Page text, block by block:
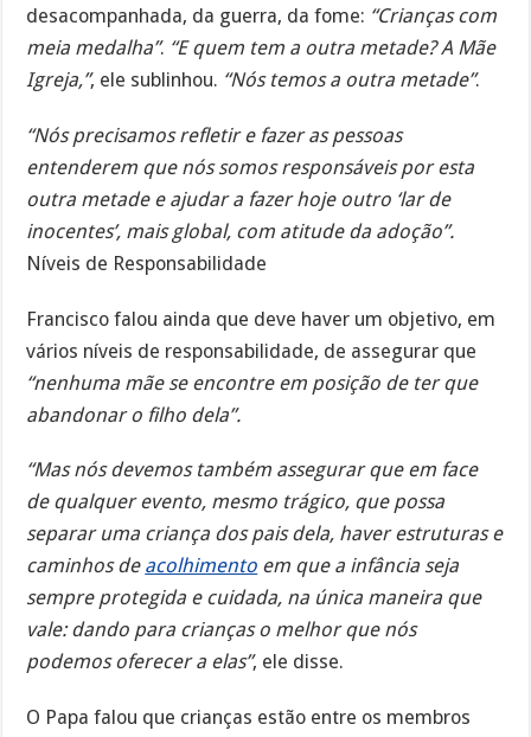
desacompanhada, da guerra, da fome: “Crianças com
meia medalha”. “E quem tem a outra metade? A Mãe
Igreja,”, ele sublinhou. “Nós temos a outra metade”.
“Nós precisamos refletir e fazer as pessoas
entenderem que nós somos responsáveis por esta
outra metade e ajudar a fazer hoje outro ‘lar de
inocentes’, mais global, com atitude da adoção”.
Níveis de Responsabilidade
Francisco falou ainda que deve haver um objetivo, em
vários níveis de responsabilidade, de assegurar que
“nenhuma mãe se encontre em posição de ter que
abandonar o filho dela”.
“Mas nós devemos também assegurar que em face
de qualquer evento, mesmo trágico, que possa
separar uma criança dos pais dela, haver estruturas e
caminhos de acolhimento em que a infância seja
sempre protegida e cuidada, na única maneira que
vale: dando para crianças o melhor que nós
podemos oferecer a elas”, ele disse.
O Papa falou que crianças estão entre os membros